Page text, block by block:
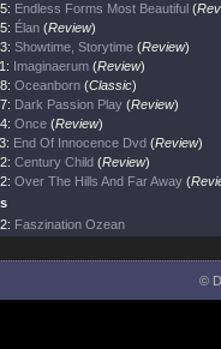
Endless Forms Most Beautiful (
Élan (Review)
Showtime, Storytime (Review)
Imaginaerum (Review)
Oceanborn (Classic)
Dark Passion Play (Review)
Once (Review)
End Of Innocence Dvd (Review)
Century Child (Review)
Over The Hills And Far Away (
Faszination Ozean
©